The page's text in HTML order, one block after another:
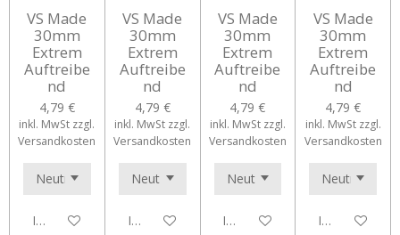
VS Made
30mm
Extrem
Auftreibe
nd
4,79 €
inkl. MwSt zzgl.
Versandkosten
In den Warenkorb
VS Made
30mm
Extrem
Auftreibe
nd
4,79 €
inkl. MwSt zzgl.
Versandkosten
In den Warenkorb
VS Made
30mm
Extrem
Auftreibe
nd
4,79 €
inkl. MwSt zzgl.
Versandkosten
In den Warenkorb
VS Made
30mm
Extrem
Auftreibe
nd
4,79 €
inkl. MwSt zzgl.
Versandkosten
In den